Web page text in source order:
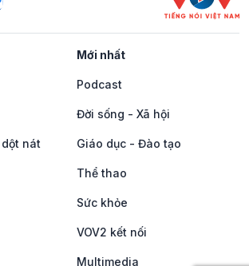
Mới nhất
Podcast
Đời sống - Xã hội
nát Giáo dục - Đào tạo
Thể thao
Sức khỏe
VOV2 kết nối
Multimedia